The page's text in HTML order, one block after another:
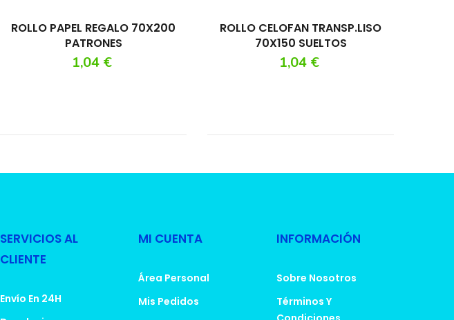
ROLLO PAPEL REGALO 70X200
PATRONES
Precio
1,04 €
ROLLO CELOFAN TRANSP.LISO
70X150 SUELTOS
Precio
1,04 €
SERVICIOS AL
CLIENTE
Envío En 24H
MI CUENTA
Área Personal
Mis Pedidos
INFORMACIÓN
Sobre Nosotros
Términos Y